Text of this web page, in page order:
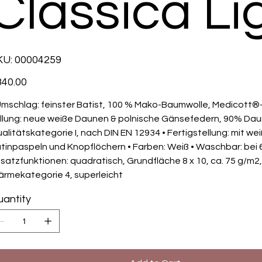
SKU
00004259
00004259
feinster Batist, 100 % Mako-Baumwolle,
neue weiße Daunen & polnische Gänsefedern, 90%
I, nach DIN EN 12934 • Fertigstellung: mit
und Knopflöchern • Farben: Weiß • Waschbar: bei
quadratisch, Grundfläche 8 x 10, ca. 75 g/m2,
4, superleicht